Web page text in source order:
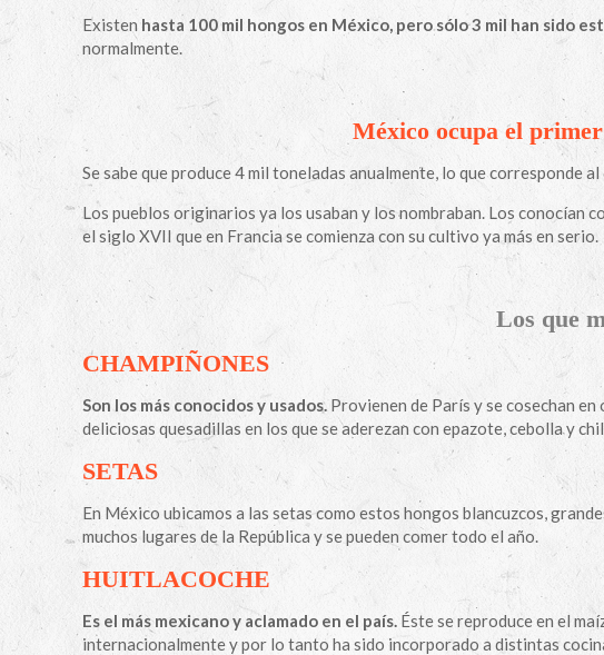
Existen hasta 100 mil hongos en México, pero sólo 3 mil han sido
normalmente.
México ocupa el
Se sabe que produce 4 mil toneladas anualmente, lo que corresponde
Los pueblos originarios ya los usaban y los nombraban. Los conocían
el siglo XVII que en Francia se comienza con su cultivo ya más en serio.
Los que
CHAMPIÑONES
Son los más conocidos y usados. Provienen de París y se cosechan
deliciosas quesadillas en los que se aderezan con epazote, cebolla y
SETAS
En México ubicamos a las setas como estos hongos blancuzcos,
muchos lugares de la República y se pueden comer todo el año.
HUITLACOCHE
Es el más mexicano y aclamado en el país. Éste se reproduce en el
internacionalmente y por lo tanto ha sido incorporado a distintas